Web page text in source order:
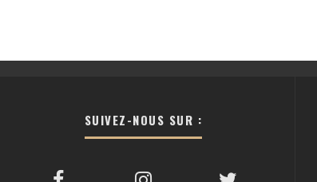
SUIVEZ-NOUS SUR :